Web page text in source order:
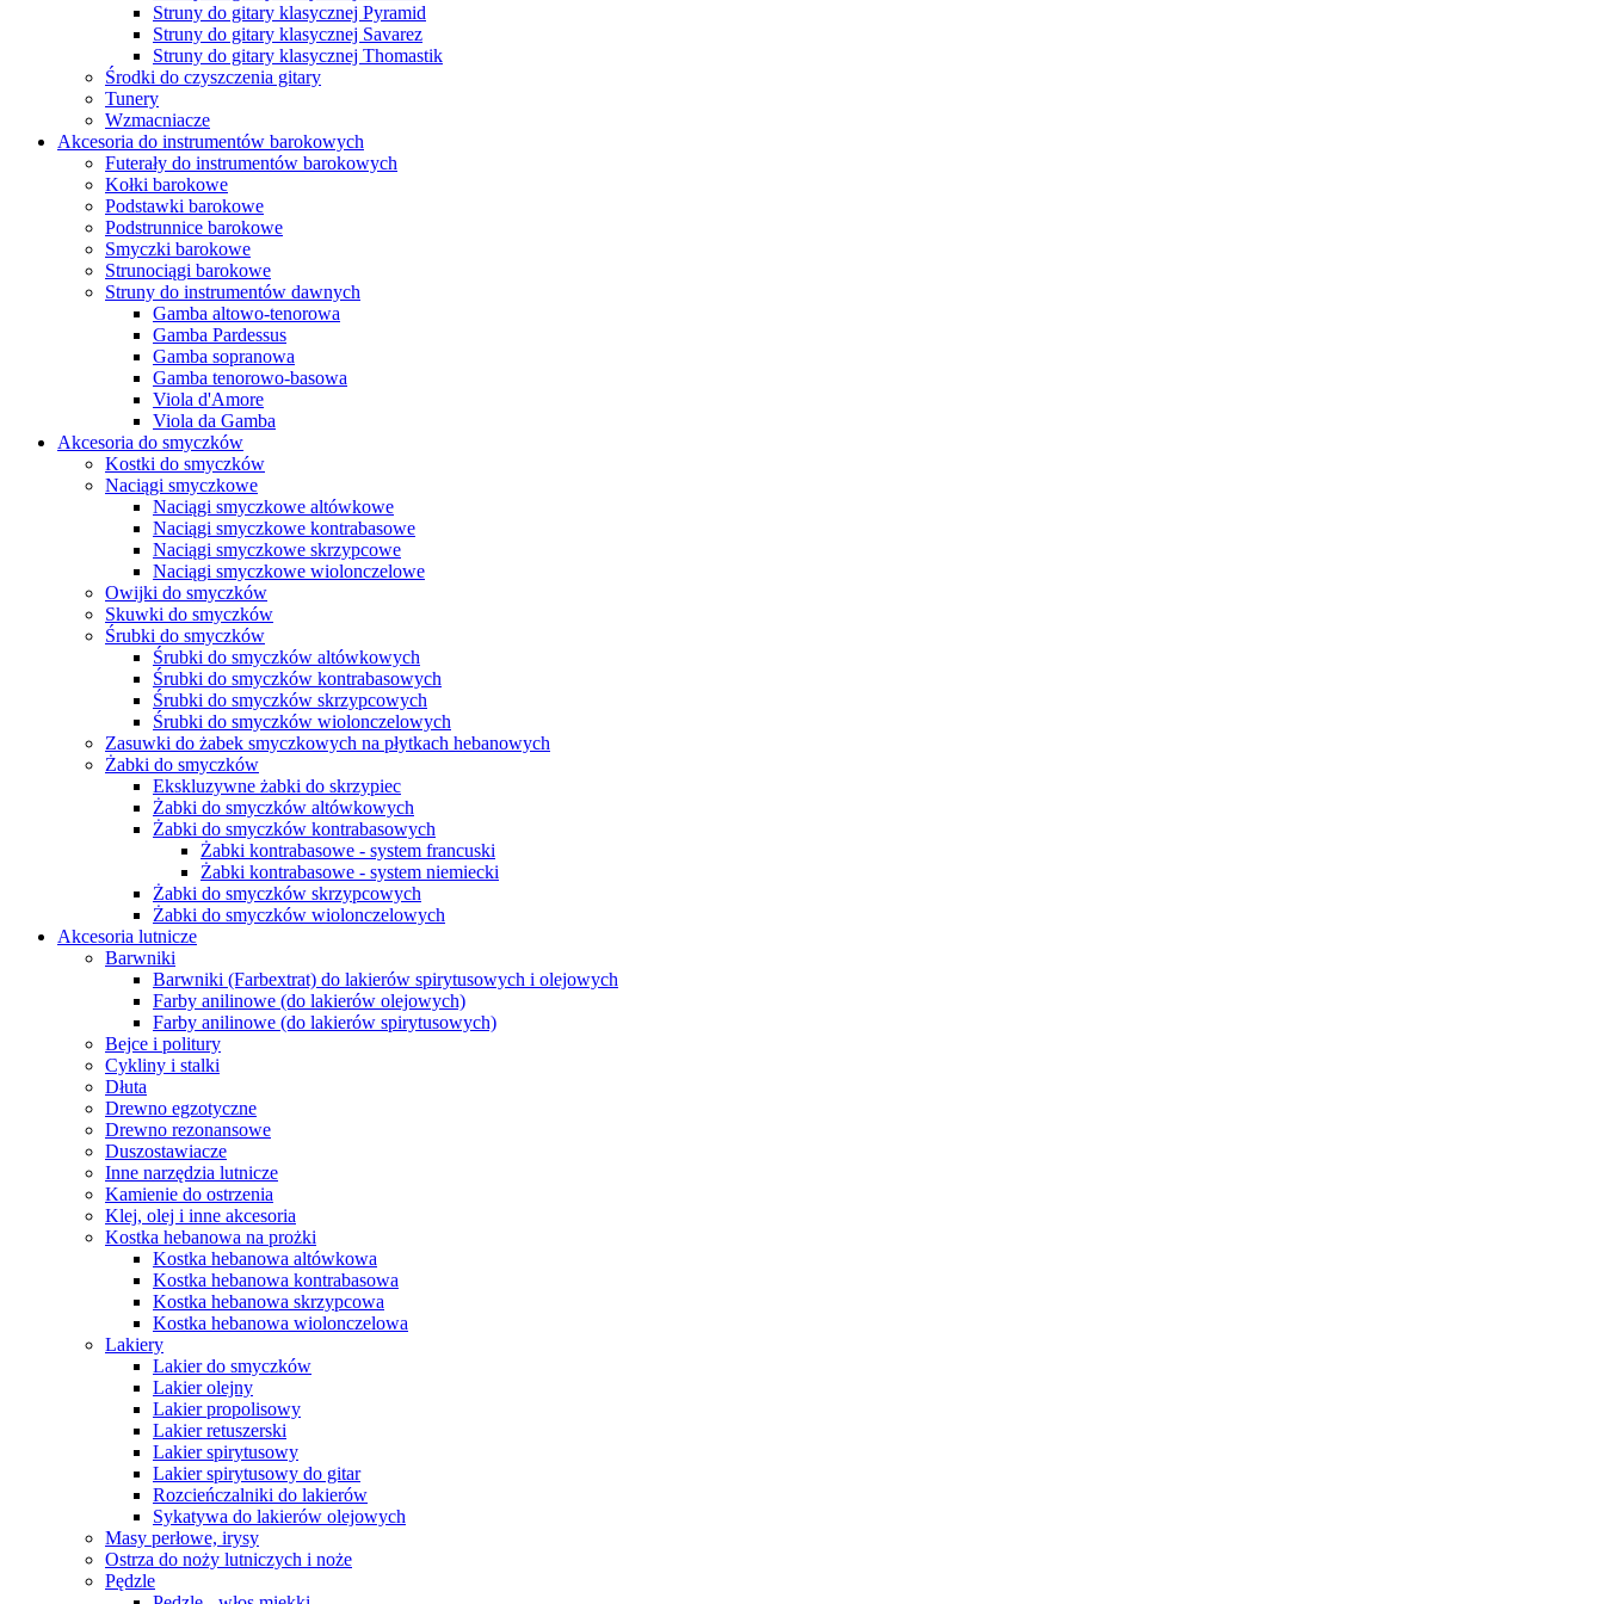
Struny do gitary klasycznej Pyramid
Struny do gitary klasycznej Savarez
Struny do gitary klasycznej Thomastik
Środki do czyszczenia gitary
Tunery
Wzmacniacze
Akcesoria do instrumentów barokowych
Futerały do instrumentów barokowych
Kołki barokowe
Podstawki barokowe
Podstrunnice barokowe
Smyczki barokowe
Strunociągi barokowe
Struny do instrumentów dawnych
Gamba altowo-tenorowa
Gamba Pardessus
Gamba sopranowa
Gamba tenorowo-basowa
Viola d'Amore
Viola da Gamba
Akcesoria do smyczków
Kostki do smyczków
Naciągi smyczkowe
Naciągi smyczkowe altówkowe
Naciągi smyczkowe kontrabasowe
Naciągi smyczkowe skrzypcowe
Naciągi smyczkowe wiolonczelowe
Owijki do smyczków
Skuwki do smyczków
Śrubki do smyczków
Śrubki do smyczków altówkowych
Śrubki do smyczków kontrabasowych
Śrubki do smyczków skrzypcowych
Śrubki do smyczków wiolonczelowych
Zasuwki do żabek smyczkowych na płytkach hebanowych
Żabki do smyczków
Ekskluzywne żabki do skrzypiec
Żabki do smyczków altówkowych
Żabki do smyczków kontrabasowych
Żabki kontrabasowe - system francuski
Żabki kontrabasowe - system niemiecki
Żabki do smyczków skrzypcowych
Żabki do smyczków wiolonczelowych
Akcesoria lutnicze
Barwniki
Barwniki (Farbextrat) do lakierów spirytusowych i olejowych
Farby anilinowe (do lakierów olejowych)
Farby anilinowe (do lakierów spirytusowych)
Bejce i politury
Cykliny i stalki
Dłuta
Drewno egzotyczne
Drewno rezonansowe
Duszostawiacze
Inne narzędzia lutnicze
Kamienie do ostrzenia
Klej, olej i inne akcesoria
Kostka hebanowa na prożki
Kostka hebanowa altówkowa
Kostka hebanowa kontrabasowa
Kostka hebanowa skrzypcowa
Kostka hebanowa wiolonczelowa
Lakiery
Lakier do smyczków
Lakier olejny
Lakier propolisowy
Lakier retuszerski
Lakier spirytusowy
Lakier spirytusowy do gitar
Rozcieńczalniki do lakierów
Sykatywa do lakierów olejowych
Masy perłowe, irysy
Ostrza do noży lutniczych i noże
Pędzle